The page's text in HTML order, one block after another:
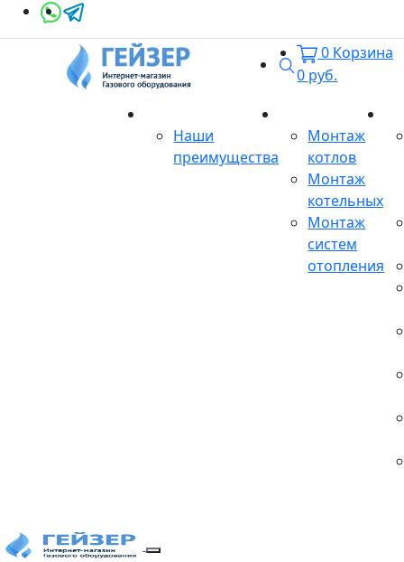
Поиск
0 Корзина
0 руб.
Наши
преимущества
Монтаж
котлов
Монтаж
котельных
Монтаж
систем
отопления